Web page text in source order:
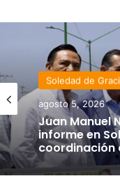
Soledad de
agosto 5, 2026
Juan Manuel
informe en
coordinación